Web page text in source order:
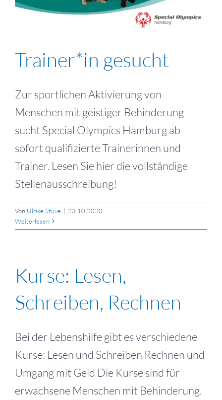
Trainer*in gesucht
Zur sportlichen Aktivierung von
Menschen mit geistiger Behinderung
sucht Special Olympics Hamburg ab
sofort qualifizierte Trainerinnen und
Trainer. Lesen Sie hier die vollständige
Stellenausschreibung!
Von Ulrike Stüve | 23.10.2020
Weiterlesen
Kurse: Lesen,
Schreiben, Rechnen
Bei der Lebenshilfe gibt es verschiedene
Kurse: Lesen und Schreiben Rechnen und
Umgang mit Geld Die Kurse sind für
erwachsene Menschen mit Behinderung.